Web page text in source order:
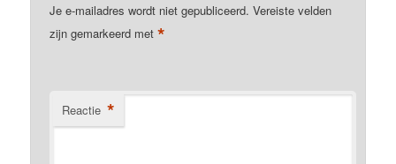
Je e-mailadres wordt niet gepubliceerd. Vereiste velden
zijn gemarkeerd met*
Reactie *